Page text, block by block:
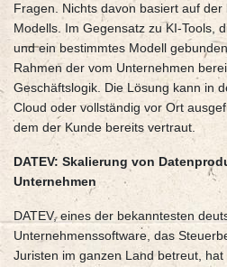
Fragen. Nichts davon basiert auf
Modells. Im Gegensatz zu KI-Tools,
und ein bestimmtes Modell
Rahmen der vom Unternehmen
Geschäftslogik. Die Lösung kann in
Cloud oder vollständig vor Ort
dem der Kunde bereits vertraut.
DATEV: Skalierung von
Unternehmen
DATEV, eines der bekanntesten
Unternehmenssoftware, das
Juristen im ganzen Land betreut,